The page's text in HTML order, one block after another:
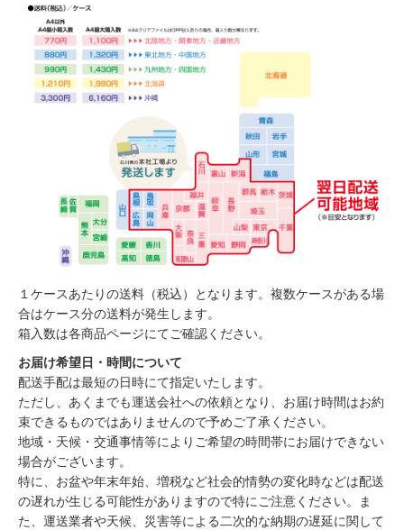
１ケースあたりの送料（税込）となります。複数ケースがある場
合はケース分の送料が発生します。
箱入数は各商品ページにてご確認ください。
お届け希望日・時間について
配送手配は最短の日時にて指定いたします。
ただし、あくまでも運送会社への依頼となり、お届け時間はお約
束できるものではありませんので予めご了承ください。
地域・天候・交通事情等によりご希望の時間帯にお届けできない
場合がございます。
特に、お盆や年末年始、増税など社会的情勢の変化時などは配送
の遅れが生じる可能性がありますので特にご注意ください。ま
た、運送業者や天候、災害等による二次的な納期の遅延に関して